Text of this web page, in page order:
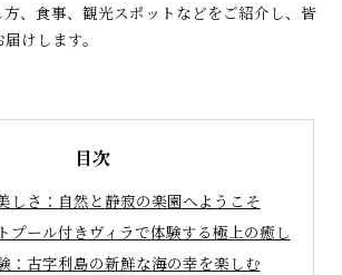
、食事、観光スポットなどをご紹介し、皆
けします。
目次
しさ：自然と静寂の楽園へようこそ
プール付きヴィラで体験する極上の癒し
：古字利島の新鮮な海の幸を楽しむ